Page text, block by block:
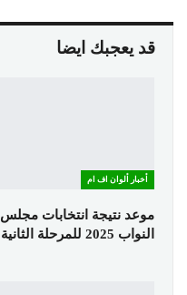
قد يعجبك ايضا
أخبار ألوان اف ام
موعد نتيجة انتخابات مجلس
النواب 2025 للمرحلة الثانية